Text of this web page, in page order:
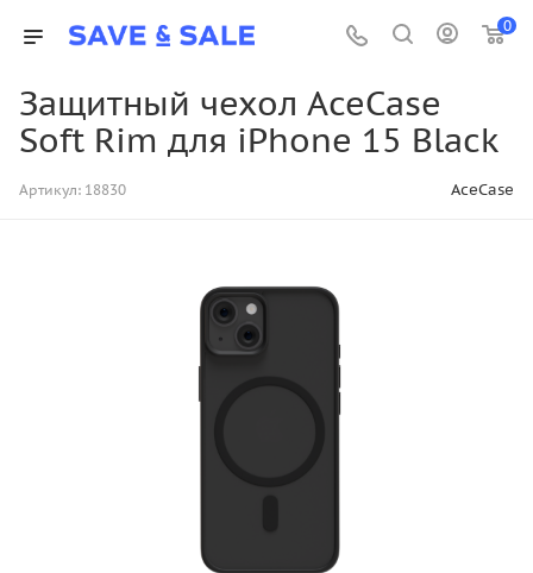
0
Защитный чехол AceCase
Soft Rim для iPhone 15 Black
Артикул: 18830 AceCase